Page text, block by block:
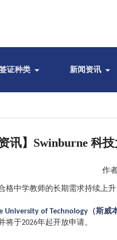
证种类 新闻资讯
资讯】Swinburne 科
作
格中学教师的长期需求持续上
University of Technology（斯威
将于2026年起开放申请。